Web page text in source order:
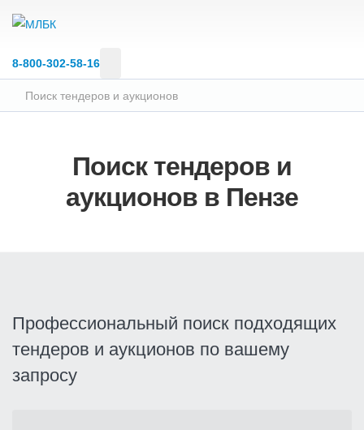
8‑800‑302‑58‑16
Поиск тендеров и аукционов
Поиск тендеров и
аукционов в Пензе
Профессиональный поиск подходящих
тендеров и аукционов по вашему
запросу